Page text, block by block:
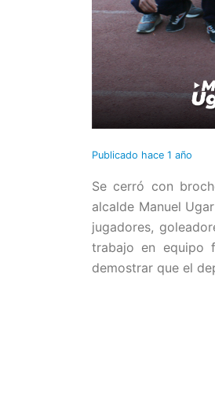
Publicado hace 1 año
Se cerró con
alcalde Manuel
jugadores,
trabajo en equipo
demostrar que el